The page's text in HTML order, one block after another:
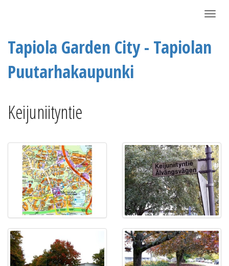
Tapiola Garden City - Tapiolan
Puutarhakaupunki
Keijuniityntie